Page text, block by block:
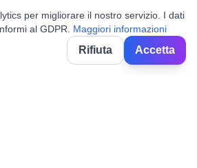
per migliorare il nostro servizio. I dati
al GDPR.
Maggiori informazioni
Rifiuta Accetta